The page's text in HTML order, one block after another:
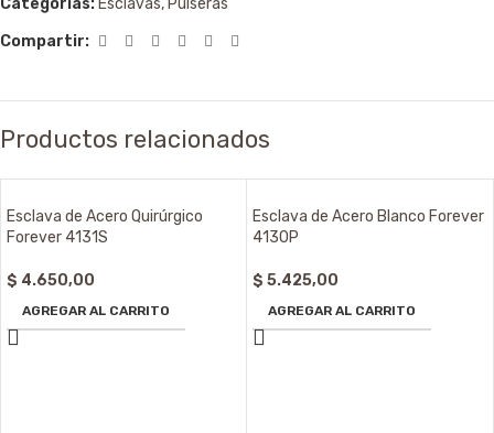
Categorías: Esclavas, Pulseras
Compartir:
Productos relacionados
Esclava de Acero Quirúrgico
Forever 4131S
$ 4.650,00
AGREGAR AL CARRITO
Esclava de Acero Blanco Forever
4130P
$ 5.425,00
AGREGAR AL CARRITO